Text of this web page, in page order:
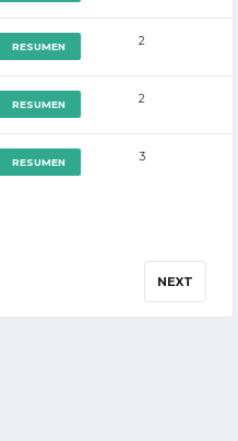
RESUMEN 2
RESUMEN 2
RESUMEN 3
NEXT